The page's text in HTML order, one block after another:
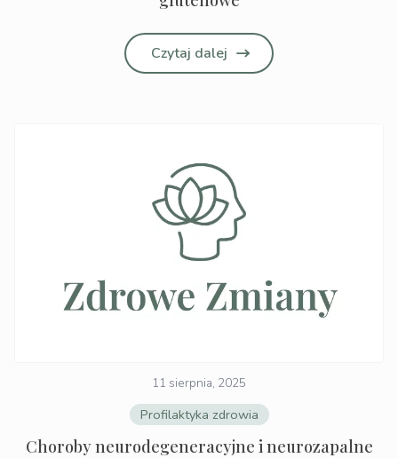
Czytaj dalej
11 sierpnia, 2025
Profilaktyka zdrowia
Choroby neurodegeneracyjne i neurozapalne